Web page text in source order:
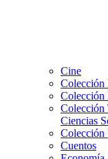
Cine
Colección
Colección
Colección
Ciencias
Colección
Cuentos